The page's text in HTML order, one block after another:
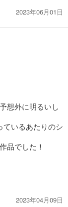
2023年06月01日
想外に明るいし
ているあたりのシ
品でした！
2023年04月09日